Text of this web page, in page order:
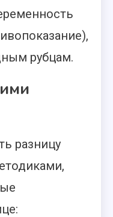
рубцам.
разницу